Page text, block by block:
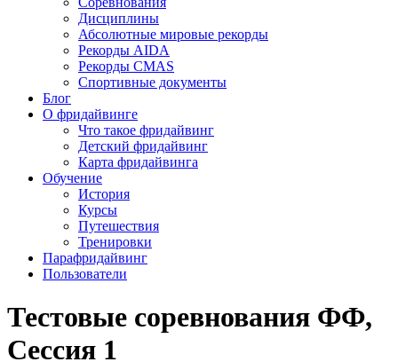
Дисциплины
Абсолютные мировые рекорды
Рекорды AIDA
Рекорды CMAS
Спортивные документы
Блог
О фридайвинге
Что такое фридайвинг
Детский фридайвинг
Карта фридайвинга
Обучение
История
Курсы
Путешествия
Тренировки
Парафридайвинг
Пользователи
Тестовые соревнования ФФ,
Сессия 1